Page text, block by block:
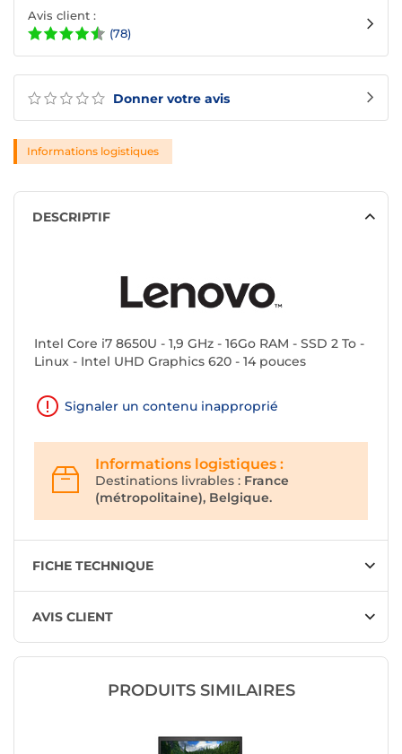
Donner votre avis
Avis client :
(78)
Informations logistiques
DESCRIPTIF
Intel Core i7 8650U - 1,9 GHz - 16Go RAM - SSD 2 To -
Linux - Intel UHD Graphics 620 - 14 pouces
Signaler un contenu inapproprié
Informations logistiques :
Destinations livrables : France
(métropolitaine), Belgique.
FICHE TECHNIQUE
AVIS CLIENT
PRODUITS SIMILAIRES